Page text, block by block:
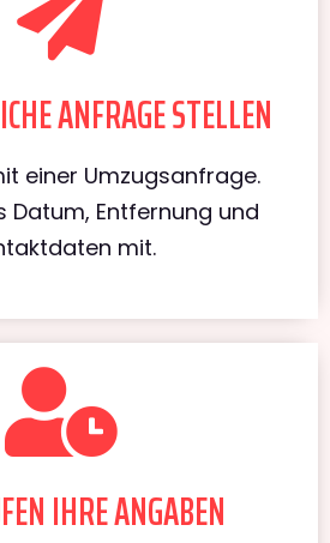
ANFRAGE STELLEN
einer Umzugsanfrage.
Datum, Entfernung und
mit.
IHRE ANGABEN